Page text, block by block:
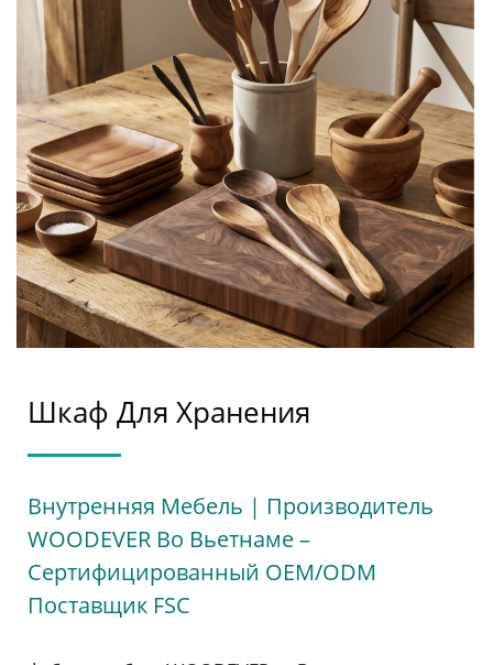
Шкаф Для Хранения
Внутренняя Мебель | Производитель
WOODEVER Во Вьетнаме –
Сертифицированный OEM/ODM
Поставщик FSC